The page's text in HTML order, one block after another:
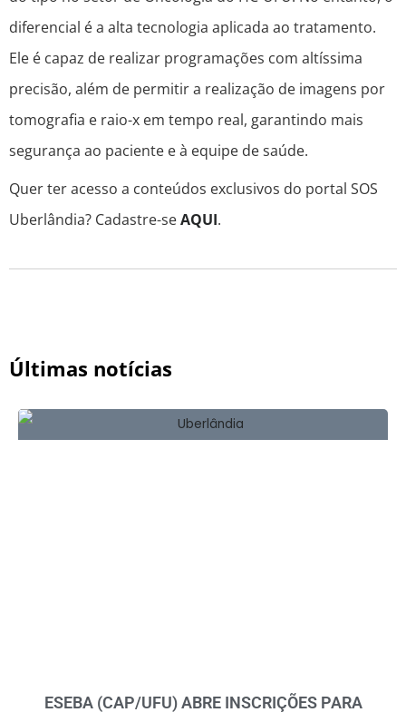
diferencial é a alta tecnologia aplicada ao tratamento.
Ele é capaz de realizar programações com altíssima
precisão, além de permitir a realização de imagens por
tomografia e raio-x em tempo real, garantindo mais
segurança ao paciente e à equipe de saúde.
Quer ter acesso a conteúdos exclusivos do portal SOS
Uberlândia? Cadastre-seAQUI.
Últimas notícias
ESEBA (CAP/UFU) ABRE INSCRIÇÕES PARA